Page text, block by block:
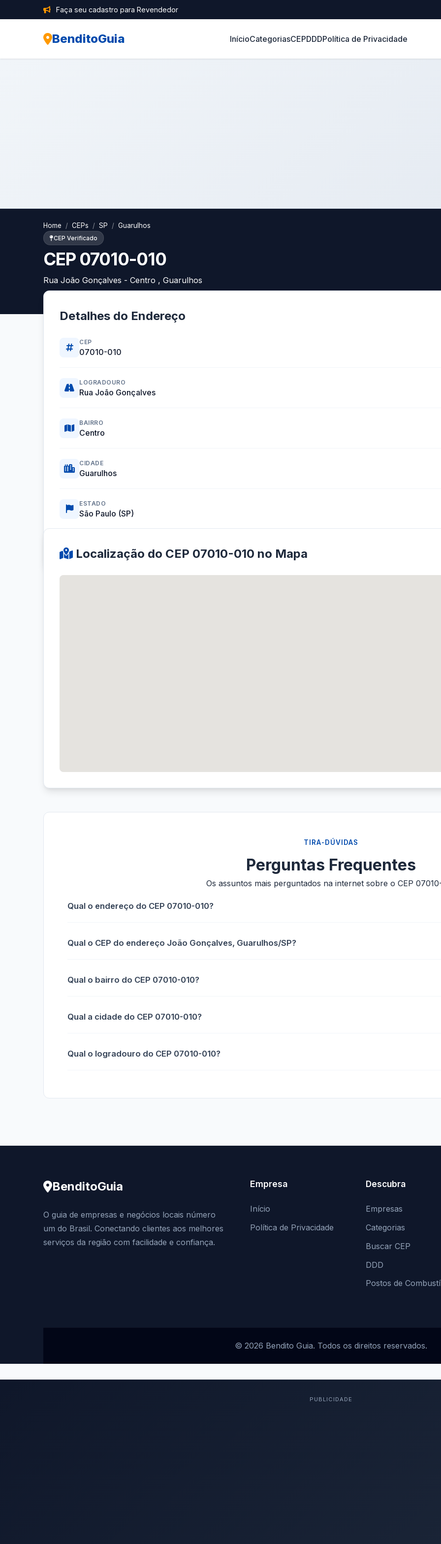
Faça seu cadastro para Revendedor
BenditoGuia InícioCategoriasCEPDDDPolítica de Privacidade
Home CEPs SP Guarulhos
CEP Verificado
CEP 07010-010
Rua João Gonçalves - Centro , Guarulhos
Detalhes do Endereço
CEP
07010-010
LOGRADOURO
Rua João Gonçalves
BAIRRO
Centro
CIDADE
Guarulhos
ESTADO
São Paulo (SP)
Localização do CEP 07010-010 no Mapa
TIRA-DÚVIDAS
Perguntas Frequentes
Os assuntos mais perguntados na internet sobre o CEP
Qual o endereço do CEP 07010-010?
Qual o CEP do endereço João Gonçalves, Guarulhos/SP?
Qual o bairro do CEP 07010-010?
Qual a cidade do CEP 07010-010?
Qual o logradouro do CEP 07010-010?
BenditoGuia
O guia de empresas e negócios locais número
um do Brasil. Conectando clientes aos melhores
serviços da região com facilidade e confiança.
Empresa
Início
Política de Privacidade
Descubra
Empresas
Categorias
Buscar CEP
DDD
Postos de
© 2026 Bendito Guia. Todos os direitos reservados.